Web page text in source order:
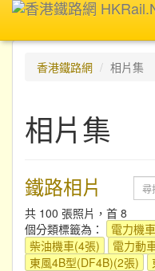
香港鐵路網
相片集
相片集
鐵路相片
共 100 張照片，首 8
個分類標籤為：
電力機
柴油機車(4張)
電力動
東風4B型(DF4B)(2張)